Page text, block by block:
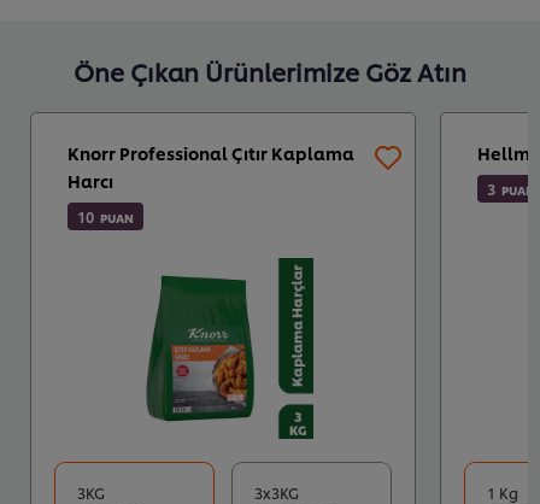
Öne Çıkan Ürünlerimize Göz Atın
Knorr Professional Çıtır Kaplama
Harcı
10 PUAN
3KG 3x3KG
3 PUAN
1 Kg